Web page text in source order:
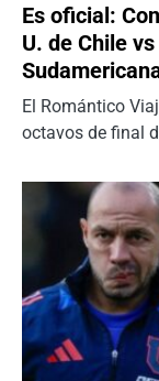
Es oficial:
U. de Chile
El Romántico
octavos de final